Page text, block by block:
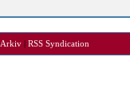
Arkiv |RSS Syndication